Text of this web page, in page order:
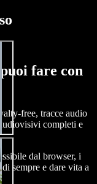
fare con
free, tracce audio
completi e
dal browser, i
sempre e dare vita a